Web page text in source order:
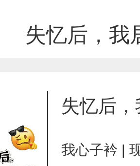
失忆后，我
失忆后
我心子衿 |